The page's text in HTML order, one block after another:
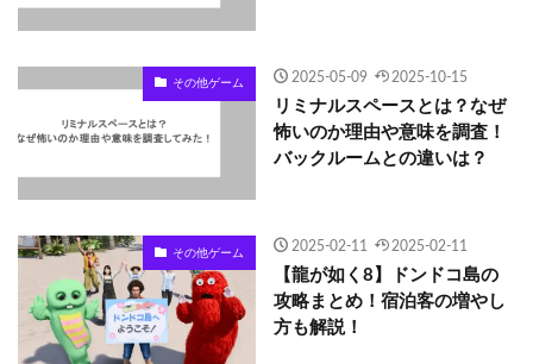
その他ゲーム 2025-05-09 2025-10-15
リミナルスペースとは？なぜ
怖いのか理由や意味を調査！
バックルームとの違いは？
その他ゲーム 2025-02-11 2025-02-11
【龍が如く8】ドンドコ島の
攻略まとめ！宿泊客の増やし
方も解説！